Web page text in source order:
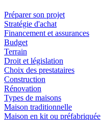
Préparer son projet
Stratégie d'achat
Financement et assurances
Budget
Terrain
Droit et législation
Choix des prestataires
Construction
Rénovation
Types de maisons
Maison traditionnelle
Maison en kit ou préfabriquée